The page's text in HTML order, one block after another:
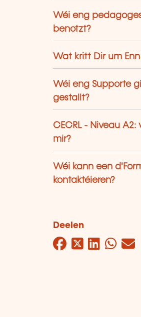
Wéi eng
benotzt?
Wat kritt Dir um
Wéi eng Supporte
gestallt?
CECRL - Niveau
mir?
Wéi kann een
kontaktéieren?
Deelen
Facebook
Twitter